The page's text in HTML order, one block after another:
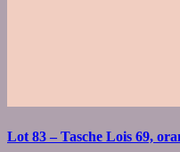
Lot 83 – Tasche Lois 69,